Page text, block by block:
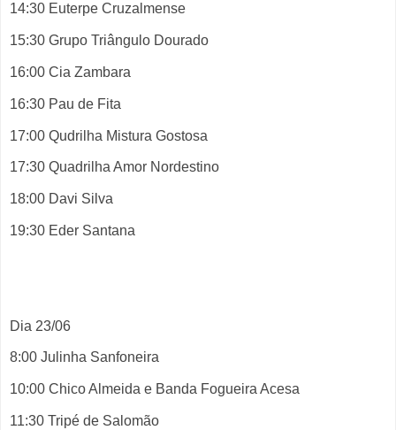
14:30 Euterpe Cruzalmense
15:30 Grupo Triângulo Dourado
16:00 Cia Zambara
16:30 Pau de Fita
17:00 Qudrilha Mistura Gostosa
17:30 Quadrilha Amor Nordestino
18:00 Davi Silva
19:30 Eder Santana
Dia 23/06
8:00 Julinha Sanfoneira
10:00 Chico Almeida e Banda Fogueira Acesa
11:30 Tripé de Salomão